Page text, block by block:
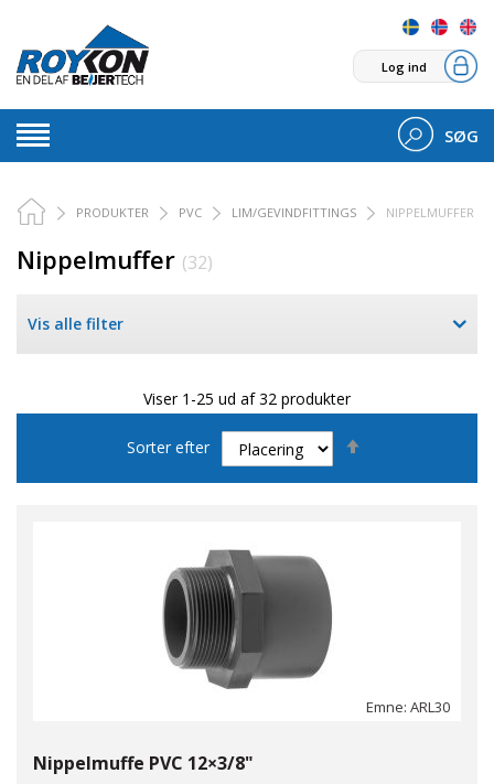
Log ind
SØG
PRODUKTER PVC LIM/GEVINDFITTINGS NIPPELMUFFER
Nippelmuffer (32)
Vis alle filter
Viser 1-25 ud af 32 produkter
Sorter efter
Emne: ARL30
Nippelmuffe PVC 12×3/8"